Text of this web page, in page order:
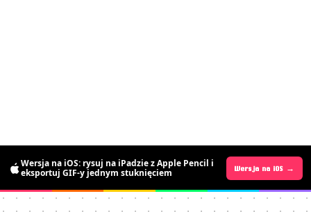
Wersja na Androida już jest: przez
ograniczony czas za darmo, rysuj ruchomy
pixel art
Wersja na Androida →
Wersja na iOS: rysuj na iPadzie z Apple Pencil i
eksportuj GIF-y jednym stuknięciem
Wersja na iOS →